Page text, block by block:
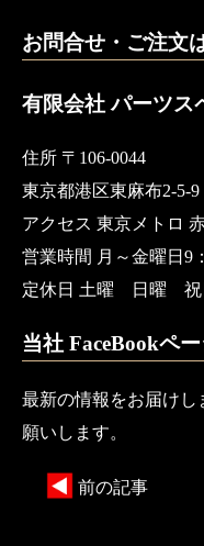
お問合せ・ご注文
有限会社 パーツス
住所 〒106-0044
東京都港区東麻布2-5-
アクセス 東京メトロ
営業時間 月～金曜日9
定休日 土曜 日曜 祝
当社 FaceBookペ
最新の情報をお届けし
願いします。
前の記事